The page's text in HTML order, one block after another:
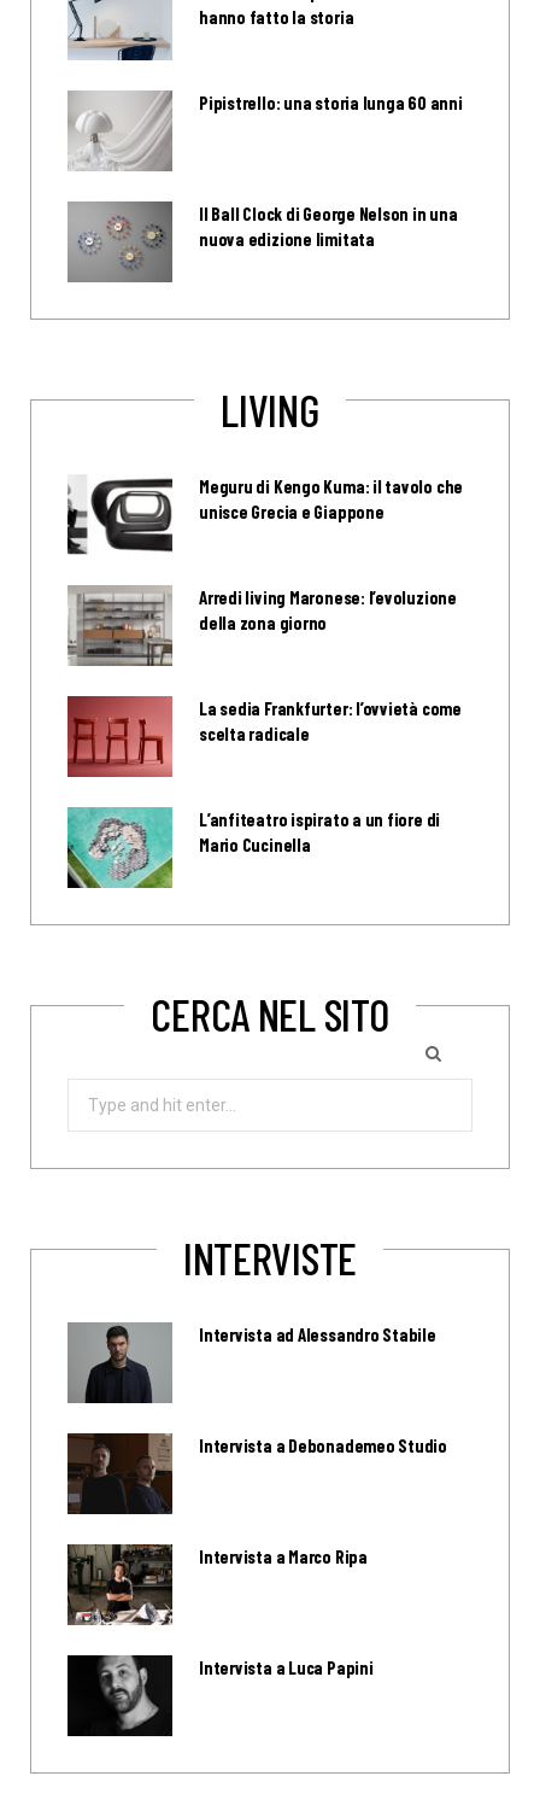
hanno fatto la storia
Pipistrello: una storia lunga 60 anni
Il Ball Clock di George Nelson in una
nuova edizione limitata
LIVING
Meguru di Kengo Kuma: il tavolo che
unisce Grecia e Giappone
Arredi living Maronese: l’evoluzione
della zona giorno
La sedia Frankfurter: l’ovvietà come
scelta radicale
L’anfiteatro ispirato a un fiore di
Mario Cucinella
CERCA NEL SITO
Search
INTERVISTE
Intervista ad Alessandro Stabile
Intervista a Debonademeo Studio
Intervista a Marco Ripa
Intervista a Luca Papini